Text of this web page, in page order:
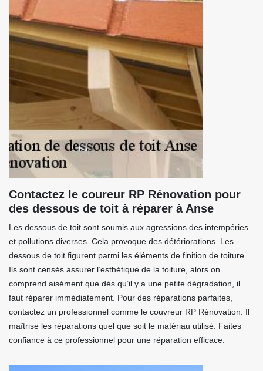
Contactez le coureur RP Rénovation pour
des dessous de toit à réparer à Anse
Les dessous de toit sont soumis aux agressions des intempéries
et pollutions diverses. Cela provoque des détériorations. Les
dessous de toit figurent parmi les éléments de finition de toiture.
Ils sont censés assurer l’esthétique de la toiture, alors on
comprend aisément que dès qu’il y a une petite dégradation, il
faut réparer immédiatement. Pour des réparations parfaites,
contactez un professionnel comme le couvreur RP Rénovation. Il
maîtrise les réparations quel que soit le matériau utilisé. Faites
confiance à ce professionnel pour une réparation efficace.